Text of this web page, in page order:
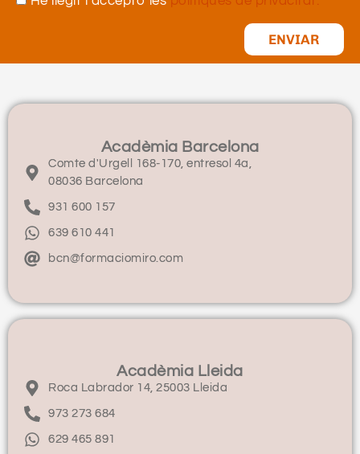
ENVIAR
Acadèmia Barcelona
Comte d'Urgell 168-170, entresol 4a,
08036 Barcelona
931 600 157
639 610 441
bcn@formaciomiro.com
Acadèmia Lleida
Roca Labrador 14, 25003 Lleida
973 273 684
629 465 891